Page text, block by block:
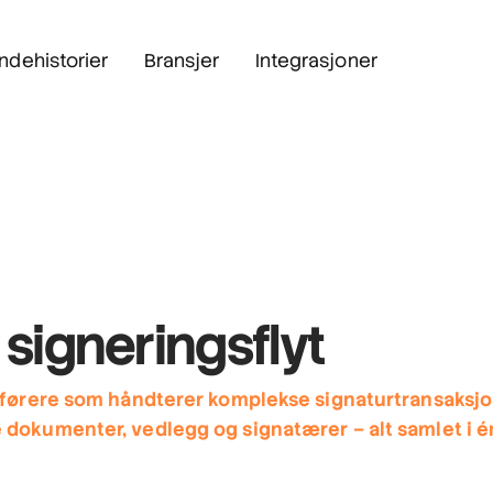
Bransjer
Integrasjoner
som håndterer komplekse
vedlegg og signatærer – alt samlet i